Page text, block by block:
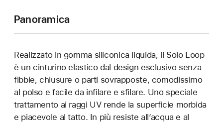
Panoramica
Realizzato in gomma siliconica liquida, il Solo Loop
è un cinturino elastico dal design esclusivo senza
fibbie, chiusure o parti sovrapposte, comodissimo
al polso e facile da infilare e sfilare. Uno speciale
trattamento ai raggi UV rende la superficie morbida
e piacevole al tatto. In più resiste all’acqua e al